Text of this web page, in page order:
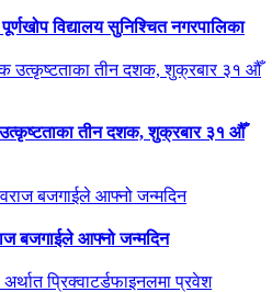
विद्यालय सुनिश्चित नगरपालिका
उत्कृष्टताका तीन दशक, शुक्रबार ३१ औँ
बजगाईले आफ्नो जन्मदिन